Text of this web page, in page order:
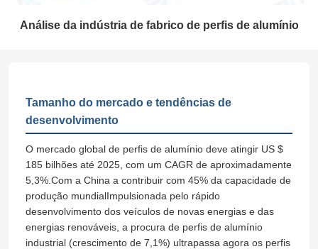
Análise da indústria de fabrico de perfis de alumínio
Tamanho do mercado e tendências de
desenvolvimento
O mercado global de perfis de alumínio deve atingir US $
185 bilhões até 2025, com um CAGR de aproximadamente
5,3%.Com a China a contribuir com 45% da capacidade de
produção mundialImpulsionada pelo rápido
desenvolvimento dos veículos de novas energias e das
energias renováveis, a procura de perfis de alumínio
industrial (crescimento de 7,1%) ultrapassa agora os perfis